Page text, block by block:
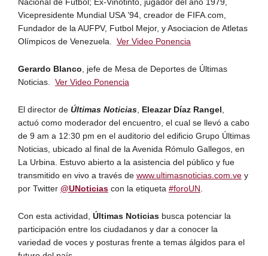
Vicepresidente Mundial USA ’94, creador de FIFA.com,
Fundador de la AUFPV, Futbol Mejor, y Asociacion de Atletas
Olímpicos de Venezuela. Ver Video Ponencia
Gerardo Blanco , jefe de Mesa de Deportes de Últimas
Noticias. Ver Video Ponencia
El director de Últimas Noticias, Eleazar Díaz Rangel
actuó como moderador del encuentro, el cual se llevó a cabo
de 9 am a 12:30 pm en el auditorio del edificio Grupo Últimas
Noticias, ubicado al final de la Avenida Rómulo Gallegos, en
La Urbina. Estuvo abierto a la asistencia del público y fue
transmitido en vivo a través de www.ultimasnoticias.com.vey
por Twitter @UNoticiascon la etiqueta #foroUN
Con esta actividad, Últimas Noticiasbusca potenciar la
participación entre los ciudadanos y dar a conocer la
variedad de voces y posturas frente a temas álgidos para el